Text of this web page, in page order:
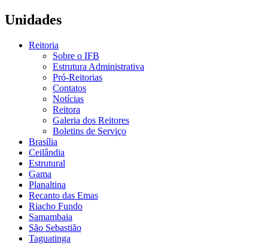
Unidades
Reitoria
Sobre o IFB
Estrutura Administrativa
Pró-Reitorias
Contatos
Notícias
Reitora
Galeria dos Reitores
Boletins de Serviço
Brasília
Ceilândia
Estrutural
Gama
Planaltina
Recanto das Emas
Riacho Fundo
Samambaia
São Sebastião
Taguatinga